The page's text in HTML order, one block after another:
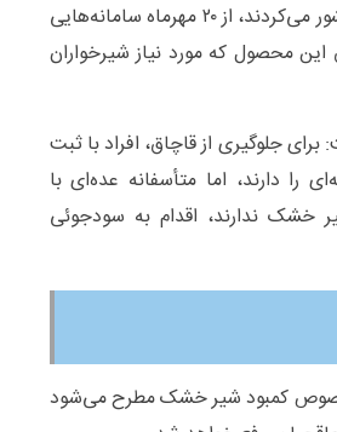
غیرقانونی اقدام به قاچاق شیرخشک به خارج از کشور می‌کردند، از ۲۰ مهرماه سامانه‌هایی
محصول که مورد نیاز شیرخواران
جلوگیری از قاچاق، افراد با ثبت
را دارند، اما متأسفانه عده‌ای با
خشک ندارند، اقدام به سودجوئی
خصوص کمبود شیر خشک مطرح می‌شود